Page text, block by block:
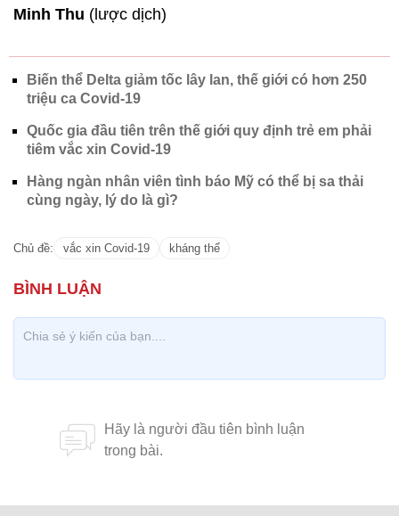
Minh Thu (lược dịch)
Biến thể Delta giảm tốc lây lan, thế giới có hơn 250
triệu ca Covid-19
Quốc gia đầu tiên trên thế giới quy định trẻ em phải
tiêm vắc xin Covid-19
Hàng ngàn nhân viên tình báo Mỹ có thể bị sa thải
cùng ngày, lý do là gì?
Chủ đề: vắc xin Covid-19 kháng thể